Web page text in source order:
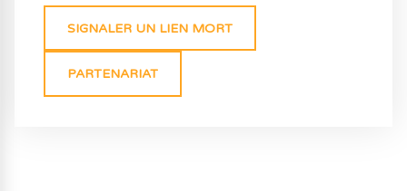
SIGNALER UN LIEN MORT
PARTENARIAT